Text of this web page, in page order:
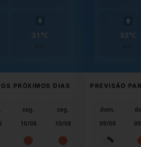
DIAS
seg.
10/08
ter.
11/08
PREVISÃO PARA OS
09/08
dom.
09/08